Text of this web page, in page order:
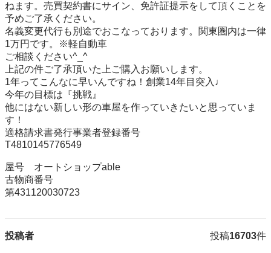
ねます。売買契約書にサイン、免許証提示をして頂くことを
予めご了承ください。
名義変更代行も別途でおこなっております。関東圏内は一律
1万円です。※軽自動車
ご相談ください^_^
上記の件ご了承頂いた上ご購入お願いします。
1年ってこんなに早いんですね！創業14年目突入♩
今年の目標は『挑戦』
他にはない新しい形の車屋を作っていきたいと思っていま
す！
適格請求書発行事業者登録番号
T4810145776549
屋号　オートショップable
古物商番号
第431120030723
投稿者 投稿16703件